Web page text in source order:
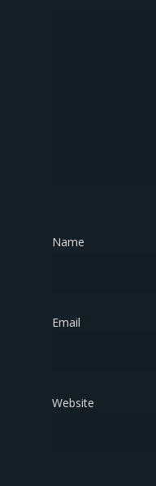
Name
Email
Website